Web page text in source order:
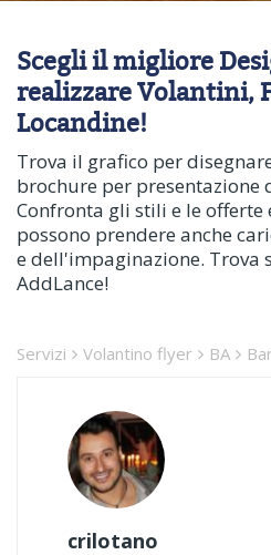
Scegli il migliore
realizzare Volantini,
Locandine!
Trova il grafico per
brochure per
Confronta gli stili e le
possono prendere anche
e dell'impaginazione. Trova
AddLance!
Servizi Volantino flyer BA
crilotano